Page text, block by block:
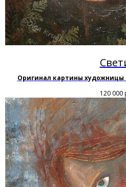
Оригинал картины художницы
120 000